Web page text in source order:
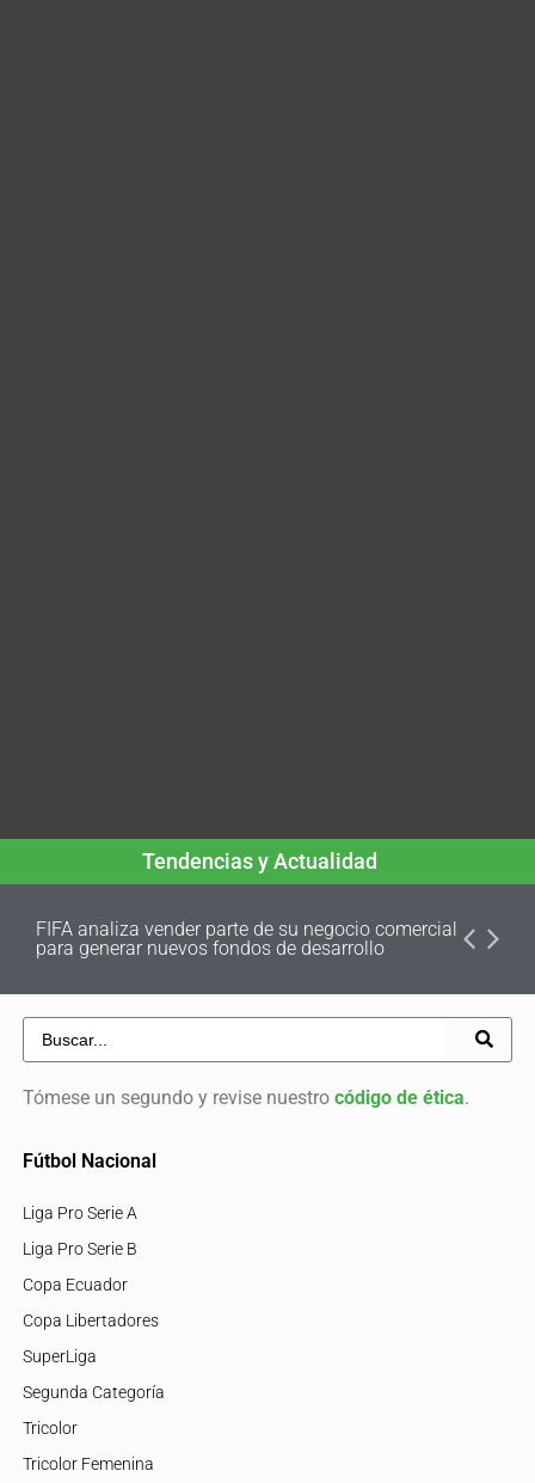
Tendencias y Actualidad
FIFA analiza vender parte de su negocio comercial
para generar nuevos fondos de desarrollo
Tómese un segundo y revise nuestro código de ética.
Fútbol Nacional
Liga Pro Serie A
Liga Pro Serie B
Copa Ecuador
Copa Libertadores
SuperLiga
Segunda Categoría
Tricolor
Tricolor Femenina